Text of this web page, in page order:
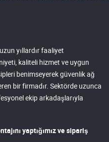
yıllardır faaliyet
kaliteli hizmet ve uygun
benimseyerek güvenlik ağ
bir firmadır. Sektörde uzunca
ekip arkadaşlarıyla
yaptığımız ve sipariş